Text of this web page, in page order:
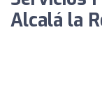
Alcalá la